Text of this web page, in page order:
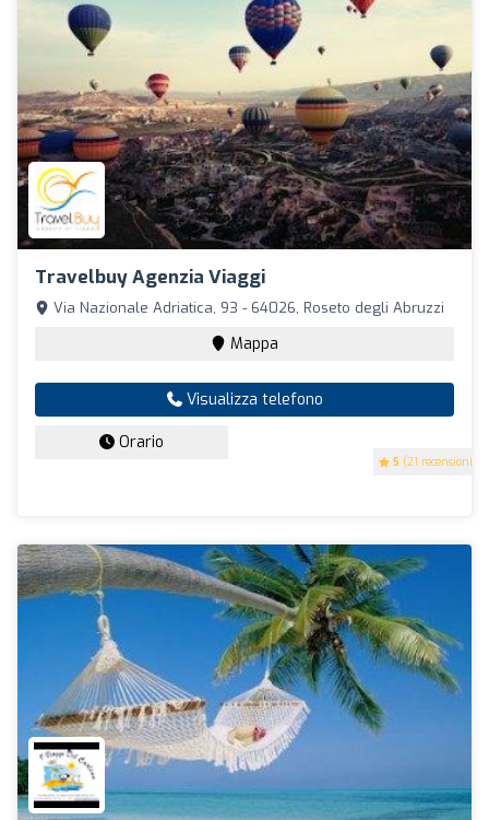
Travelbuy Agenzia Viaggi
5 (21 recensioni)
Via Nazionale Adriatica, 93 - 64026, Roseto degli Abruzzi
Mappa
Visualizza telefono
Orario